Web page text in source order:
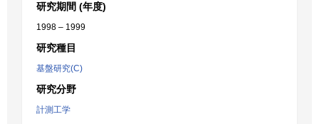
研究期間 (年度)
1998 – 1999
研究種目
基盤研究(C)
研究分野
計測工学